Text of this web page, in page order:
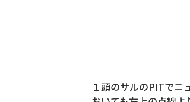
１頭のサルのPITでニ